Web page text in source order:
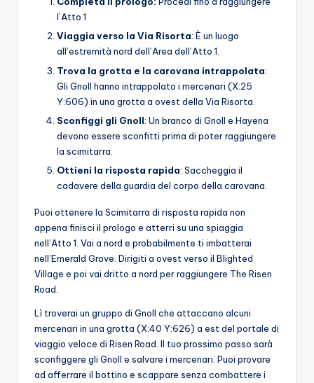
l’Atto 1
Viaggia verso la Via Risorta: È un luogo
all’estremità nord dell’Area dell’Atto 1.
Trova la grotta e la carovana intrappolata:
Gli Gnoll hanno intrappolato i mercenari (X:25
Y:606) in una grotta a ovest della Via Risorta.
Sconfiggi gli Gnoll: Un branco di Gnoll e Hayena
devono essere sconfitti prima di poter raggiungere
la scimitarra.
Ottieni la risposta rapida: Saccheggia il
cadavere della guardia del corpo della carovana.
Puoi ottenere la Scimitarra di risposta rapida non
appena finisci il prologo e atterri su una spiaggia
nell’Atto 1. Vai a nord e probabilmente ti imbatterai
nell’Emerald Grove. Dirigiti a ovest verso il Blighted
Village e poi vai dritto a nord per raggiungere The Risen
Road.
Lì troverai un gruppo di Gnoll che attaccano alcuni
mercenari in una grotta (X:40 Y:626) a est del portale di
viaggio veloce di Risen Road. Il tuo prossimo passo sarà
sconfiggere gli Gnoll e salvare i mercenari. Puoi provare
ad afferrare il bottino e scappare senza combattere i